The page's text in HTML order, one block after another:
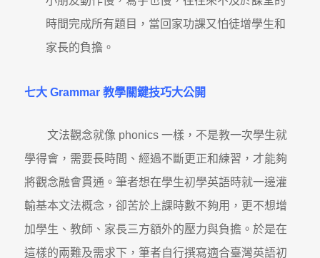
時間完成所有題目，當回家功課又怕徒增學生和
家長的負擔。
七大 Grammar 教學關鍵技巧大公開
文法觀念就像 phonics 一樣，不是教一次學生就
學得會，需要長時間、經過不斷更正和練習，才能夠
將觀念融會貫通。筆者想在學生初學英語時就一邊灌
輸基本文法概念，卻苦於上課時數不夠用，更不想增
加學生、教師、家長三方額外的壓力與負擔。於是在
這樣的兩難及需求下，筆者自行撰寫適合臺灣英語初